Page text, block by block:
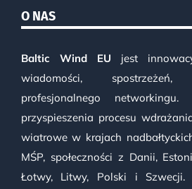
O NAS
Baltic Wind EU jest
wiadomości,
profesjonalnego
przyspieszenia procesu
wiatrowe w krajach
MŚP, społeczności z Danii,
Łotwy, Litwy, Polski i Szwecji.